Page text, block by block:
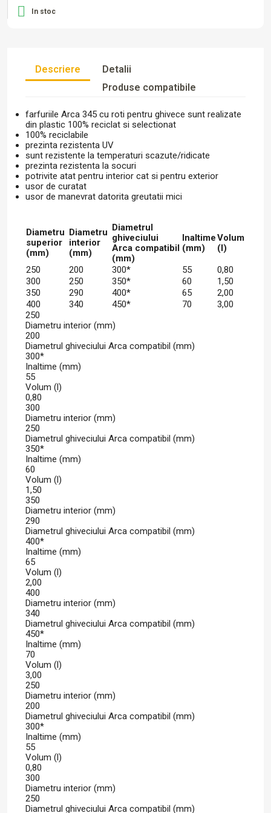
 In stoc
Descriere
Detalii
Produse compatibile
farfuriile Arca 345 cu roti pentru ghivece sunt realizate
din plastic 100% reciclat si selectionat
100% reciclabile
prezinta rezistenta UV
sunt rezistente la temperaturi scazute/ridicate
prezinta rezistenta la socuri
potrivite atat pentru interior cat si pentru exterior
usor de curatat
usor de manevrat datorita greutatii mici
Diametru
superior
(mm)
Diametru
interior
(mm)
Diametrul
ghiveciului
Arca compatibil
(mm)
Inaltime
(mm)
Volum
(l)
250
200 300* 55
0,80
300
250 350* 60
1,50
350
290 400* 65
2,00
400
340 450* 70
3,00
250
Diametru interior (mm)
200
Diametrul ghiveciului Arca compatibil (mm)
300*
Inaltime (mm)
55
Volum (l)
0,80
300
Diametru interior (mm)
250
Diametrul ghiveciului Arca compatibil (mm)
350*
Inaltime (mm)
60
Volum (l)
1,50
350
Diametru interior (mm)
290
Diametrul ghiveciului Arca compatibil (mm)
400*
Inaltime (mm)
65
Volum (l)
2,00
400
Diametru interior (mm)
340
Diametrul ghiveciului Arca compatibil (mm)
450*
Inaltime (mm)
70
Volum (l)
3,00
250
Diametru interior (mm)
200
Diametrul ghiveciului Arca compatibil (mm)
300*
Inaltime (mm)
55
Volum (l)
0,80
300
Diametru interior (mm)
250
Diametrul ghiveciului Arca compatibil (mm)